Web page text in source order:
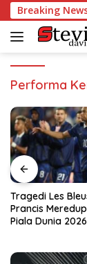
Langsung
ke
konten
Breaking
di Semifinal!
Performa
Bintang
Semifinal